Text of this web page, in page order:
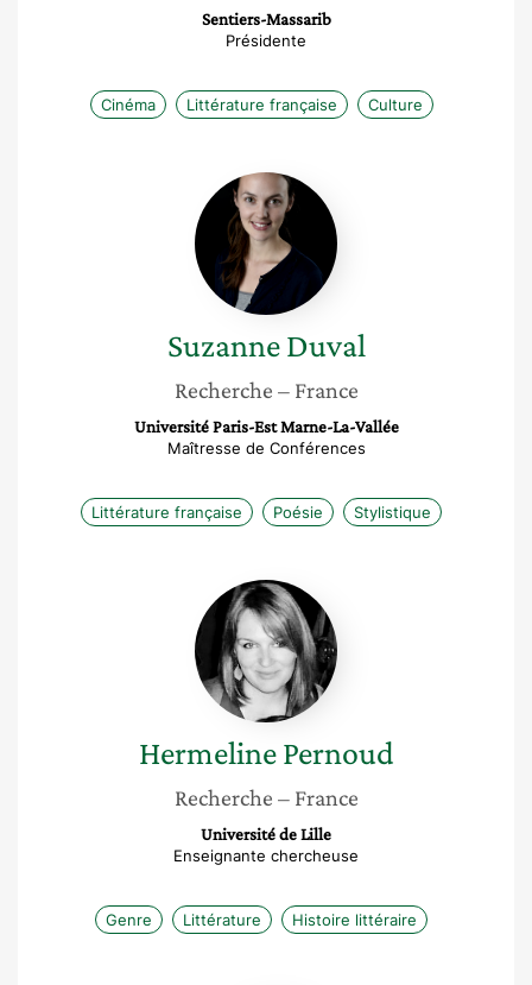
Sentiers-Massarib
Présidente
Cinéma Littérature française Culture
Suzanne
Duval
Suzanne Duval
Recherche – France
Université Paris-Est Marne-La-Vallée
Maîtresse de Conférences
Littérature française Poésie Stylistique
Hermeline
Pernoud
Hermeline Pernoud
Recherche – France
Université de Lille
Enseignante chercheuse
Genre Littérature Histoire littéraire